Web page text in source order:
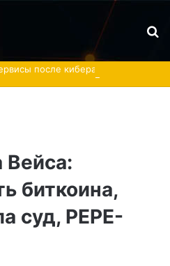
после кибератаки
Вейса:
биткоина,
суд, PEPE-